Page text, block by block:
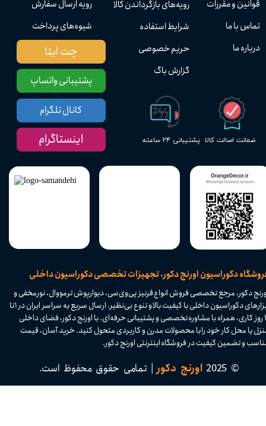
دکوراسیون اورنج دکور، تجهیزات تخصصی دکوراسیون داخلی
پشتیبانی ۲۴ ساعته ضمانت اصالت کالا
رویه ارسال سفارش
شیوه‌های پرداخت
رویه‌های بازگرداندن کالا
شرایط استفاده
حریم خصوصی
گزارش باگ
قوانین و مقررات
تماس با ما
درباره ما
دکور، مرجع تخصصی فروش انواع قرنیز پی‌وی‌سی، دیوارپوش ترمووال، نورمخفی و
ابزارهای دکوراسیون داخلی با کیفیت بالا و تنوع بی‌نظیر. ارسال سریع به سراسر ایران در ۱ تا
۴ روز کاری، همراه با مشاوره تخصصی و پشتیبانی حرفه‌ای. با اورنج دکور، فضای داخلی
یا محل کار خود را با محصولات مدرن و کاربردی متحول کنید. خرید آسان، قیمت
و تضمین کیفیت در فروشگاه اینترنتی اورنج دکور.​​​​​​​
© 2025 اورنج دکور| تمامی حقوق محفوظ است.​​​​​​​
پشتیبانی واتساپ
چت ایتا
کانال تلگرام
اینستاگرام